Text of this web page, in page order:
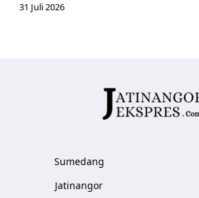
31 Juli 2026
Sumedang
Jatinangor